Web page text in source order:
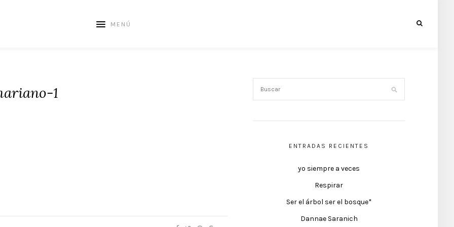
MENÚ
1
ENTRADAS RECIENTES
yo siempre a veces
Respirar
Ser el árbol ser el bosque*
Dannae Saranich